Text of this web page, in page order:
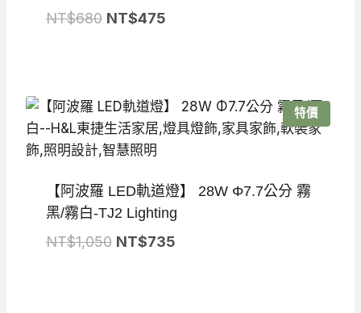
NT$680 原
NT$680。
NT$475目
NT$475。
特價
【阿波羅 LED軌道燈】 28W Φ7.7公分 霧
黑/霧白-TJ2 Lighting
NT$1,050 原
NT$735目